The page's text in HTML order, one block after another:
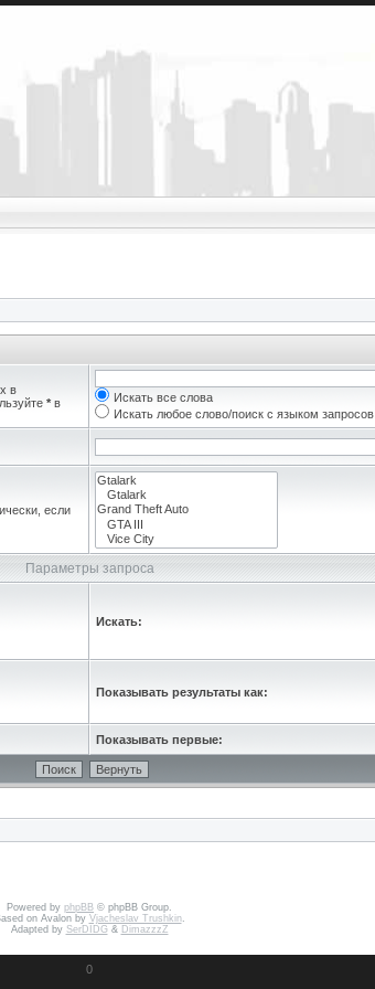
в
*в
Искать все слова
Искать любое слово/поиск с языком запросов
если
Параметры запроса
Искать:
Показывать результаты как:
Показывать первые:
Powered by phpBB © phpBB Group.
on Avalon by Vjacheslav Trushkin.
Adapted by SerDIDG& DimazzzZ
0